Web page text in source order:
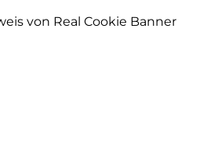
von Real Cookie Banner